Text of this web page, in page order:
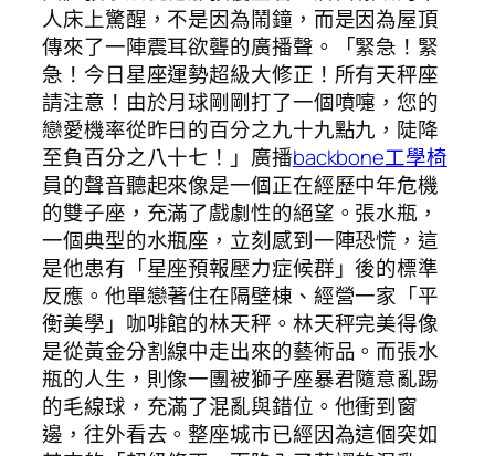
人床上驚醒，不是因為鬧鐘，而是因為屋頂
傳來了一陣震耳欲聾的廣播聲。「緊急！緊
急！今日星座運勢超級大修正！所有天秤座
請注意！由於月球剛剛打了一個噴嚏，您的
戀愛機率從昨日的百分之九十九點九，陡降
至負百分之八十七！」廣播backbone工學椅
員的聲音聽起來像是一個正在經歷中年危機
的雙子座，充滿了戲劇性的絕望。張水瓶，
一個典型的水瓶座，立刻感到一陣恐慌，這
是他患有「星座預報壓力症候群」後的標準
反應。他單戀著住在隔壁棟、經營一家「平
衡美學」咖啡館的林天秤。林天秤完美得像
是從黃金分割線中走出來的藝術品。而張水
瓶的人生，則像一團被獅子座暴君隨意亂踢
的毛線球，充滿了混亂與錯位。他衝到窗
邊，往外看去。整座城市已經因為這個突如